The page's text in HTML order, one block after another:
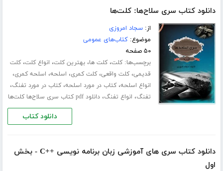
دانلود کتاب سری سلاح‌ها: کلت‌ها
از:سجاد امروزی
موضوع:کتاب‌های عمومی
۵۰ صفحه
برچسب‌ها:کلت،کلت ها،بهترین کلت، انواع کلت،کلت
قدیمی،کلت واقعی،کلت کمری، اسلحه، اسلحه کمری،
انواع اسلحه،کتاب در مورد اسلحه،کتاب در مورد تفنگ،
تفنگ، انواع تفنگ،دانلود pdf کتاب سری سلاح‌ها کلت‌ها
دانلود کتاب
دانلود کتاب سری های آموزشی زبان برنامه نویسی ++C - بخش
اول